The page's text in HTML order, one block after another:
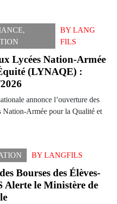
,
BY LANG
FILS
Lycées Nation-Armée
(LYNAQE) :
annonce l’ouverture des
Nation-Armée pour la Qualité et
BY LANGFILS
Bourses des Élèves-
le Ministère de